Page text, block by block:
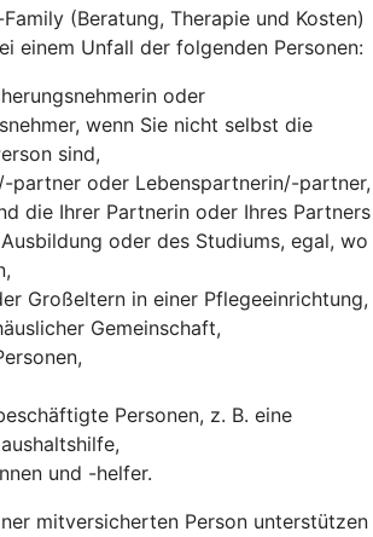
(Beratung, Therapie und Kosten)
einem Unfall der folgenden Personen:
oder
wenn Sie nicht selbst die
sind,
partner oder Lebenspartnerin/-partner,
die Ihrer Partnerin oder Ihres Partners
oder des Studiums, egal, wo
Großeltern in einer Pflegeeinrichtung,
Gemeinschaft,
Personen, z. B. eine
und -helfer.
mitversicherten Person unterstützen